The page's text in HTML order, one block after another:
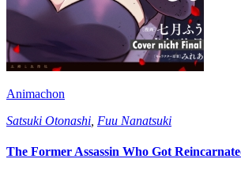
Animachon
Satsuki Otonashi Fuu Nanatsuki
The Former Assassin Who Got